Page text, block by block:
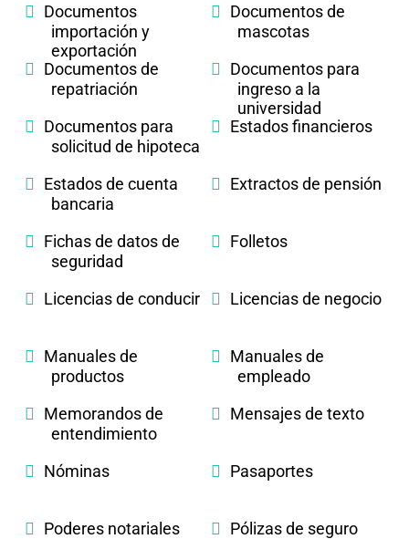
Documentos
importación y
exportación
Documentos de
mascotas
Documentos de
repatriación
Documentos para
ingreso a la
universidad
Documentos para
solicitud de hipoteca
Estados financieros
Estados de cuenta
bancaria
Extractos de pensión
Fichas de datos de
seguridad
Folletos
Licencias de conducir Licencias de negocio
Manuales de
productos
Manuales de
empleado
Memorandos de
entendimiento
Mensajes de texto
Nóminas Pasaportes
Poderes notariales Pólizas de seguro